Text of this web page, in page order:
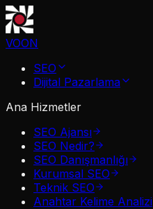
VOON
SEO
Dijital Pazarlama
Ana Hizmetler
SEO Ajansı
SEO Nedir?
SEO Danışmanlığı
Kurumsal SEO
Teknik SEO
Anahtar Kelime Analizi